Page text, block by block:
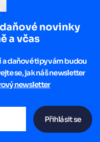
novinky
a včas
daňové tipy vám budou
se, jak náš newsletter
newsletter
Přihlásit se